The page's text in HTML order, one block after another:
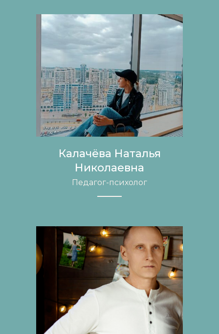
Калачёва Наталья
Николаевна
Педагог-психолог